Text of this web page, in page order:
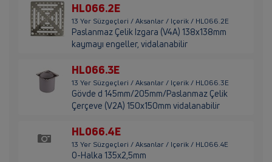
HL066.2E
13 Yer Süzgeçleri / Aksanlar / Içerik / HL066.2E
Paslanmaz Çelik Izgara (V4A) 138x138mm
kaymayı engeller, vidalanabilir
HL066.3E
13 Yer Süzgeçleri / Aksanlar / Içerik / HL066.3E
Gövde d 145mm/205mm/Paslanmaz Çelik
Çerçeve (V2A) 150x150mm vidalanabilir
HL066.4E
13 Yer Süzgeçleri / Aksanlar / Içerik / HL066.4E
O-Halka 135x2,5mm